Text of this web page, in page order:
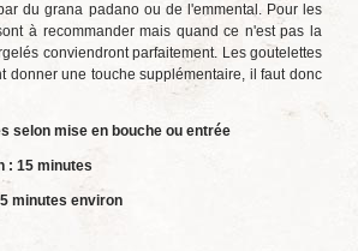
du grana padano ou de l'emmental. Pour les
à recommander mais quand ce n'est pas la
conviendront parfaitement. Les goutelettes
donner une touche supplémentaire, il faut donc
selon mise en bouche ou entrée
: 15 minutes
minutes environ